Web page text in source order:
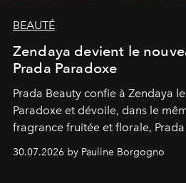
BEAUTÉ
Zendaya devient le
Prada Paradoxe
Prada Beauty confie à Zendaya
Paradoxe et dévoile, dans le
fragrance fruitée et florale,
Chemistry Eau de Parfum.
30.07.2026 by Pauline Borgogno